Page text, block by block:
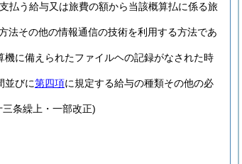
払う給与又は旅費の額から当該概算払に係る旅
法その他の情報通信の技術を利用する方法であ
に備えられたファイルヘの記録がなされた時
並びに第四項に規定する給与の種類その他の必
条繰上・一部改正)